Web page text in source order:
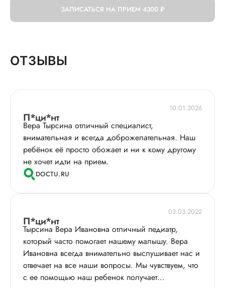
ЗАПИСАТЬСЯ НА ПРИЕМ 4300 ₽
ОТЗЫВЫ
10.01.2026
П*ци*нт
Вера Тырсина отличный специалист,
внимательная и всегда доброжелательная. Наш
ребёнок её просто обожает и ни к кому другому
не хочет идти на прием.
DOCTU.RU
03.03.2022
П*ци*нт
Тырсина Вера Ивановна отличный педиатр,
который часто помогает нашему малышу. Вера
Ивановна всегда внимательно выслушивает нас и
отвечает на все наши вопросы. Мы чувствуем, что
с ее помощью наш ребенок получает